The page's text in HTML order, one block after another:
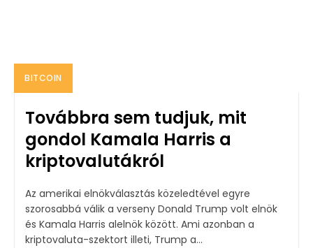
BITCOIN
Továbbra sem tudjuk, mit
gondol Kamala Harris a
kriptovalutákról
Az amerikai elnökválasztás közeledtével egyre
szorosabbá válik a verseny Donald Trump volt elnök
és Kamala Harris alelnök között. Ami azonban a
kriptovaluta-szektort illeti, Trump a...